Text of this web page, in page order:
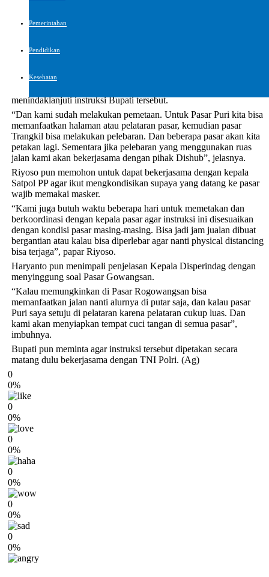
Pemerintahan
Pendidikan
Kesehatan
Disperindag saya harapkan bisa menerapkannya di Kabupaten
Menanggapi hal itu, Kepala Disperindag Riyoso menyampaikan
menindaklanjuti instruksi Bupati tersebut.
“Dan kami sudah melakukan pemetaan. Untuk Pasar Puri kita bisa
memanfaatkan halaman atau pelataran pasar, kemudian pasar
Trangkil bisa melakukan pelebaran. Dan beberapa pasar akan kita
petakan lagi. Sementara jika pelebaran yang menggunakan ruas
jalan kami akan bekerjasama dengan pihak Dishub”, jelasnya.
Riyoso pun memohon untuk dapat bekerjasama dengan kepala
Satpol PP agar ikut mengkondisikan supaya yang datang ke pasar
wajib memakai masker.
“Kami juga butuh waktu beberapa hari untuk memetakan dan
berkoordinasi dengan kepala pasar agar instruksi ini disesuaikan
dengan kondisi pasar masing-masing. Bisa jadi jam jualan dibuat
bergantian atau kalau bisa diperlebar agar nanti physical distancing
bisa terjaga”, papar Riyoso.
Haryanto pun menimpali penjelasan Kepala Disperindag dengan
menyinggung soal Pasar Gowangsan.
“Kalau memungkinkan di Pasar Rogowangsan bisa
memanfaatkan jalan nanti alurnya di putar saja, dan kalau pasar
Puri saya setuju di pelataran karena pelataran cukup luas. Dan
kami akan menyiapkan tempat cuci tangan di semua pasar”,
imbuhnya.
Bupati pun meminta agar instruksi tersebut dipetakan secara
matang dulu bekerjasama dengan TNI Polri. (Ag)
0
0%
0
0%
0
0%
0
0%
0
0%
0
0%